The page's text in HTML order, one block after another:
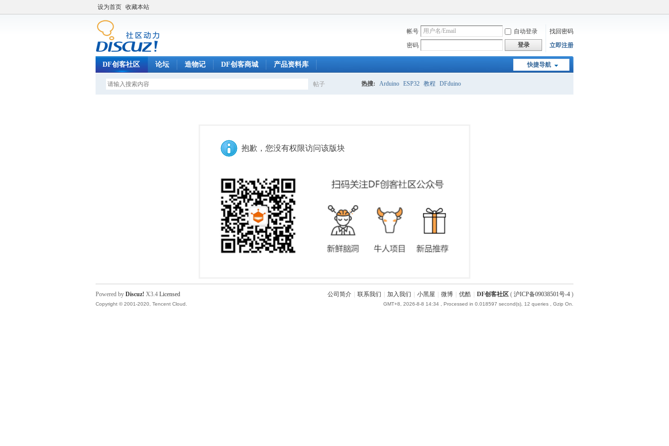
设为首页 收藏本站
帐号 自动登录
找回密码
密码
登录 立即注册
快捷导航
DF创客社区 论坛 造物记 DF创客商城 产品资料库
帖子 热搜: Arduino ESP32 教程 DFduino
抱歉，您没有权限访问该版块
公司简介 联系我们 加入我们 小黑屋 微博 优酷 DF创客社区 ( 沪ICP备09038501号-4 )
GMT+8, 2026-8-8 14:34 , Processed in 0.018597 second(s), 12 queries , Gzip On.
Powered by Discuz! X3.4 Licensed
Copyright © 2001-2020, Tencent Cloud.